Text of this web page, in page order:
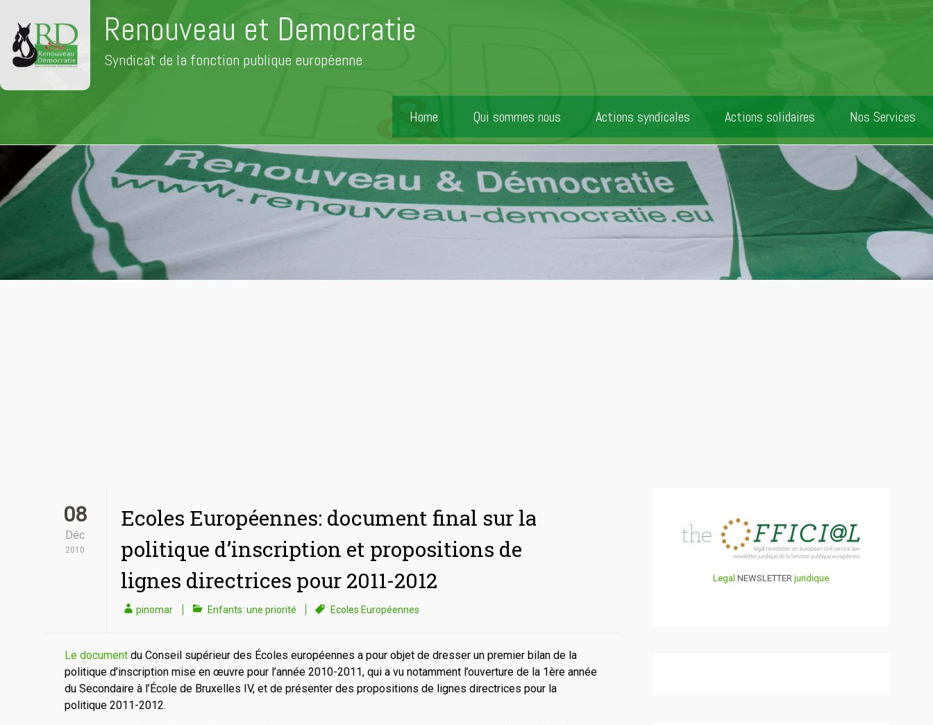
contenu
principal
Renouveau et Democratie
Syndicat de la fonction publique européenne
Home Qui sommes nous Actions syndicales Actions solidaires Nos Services
08
Déc
2010
Ecoles Européennes: document final sur la
politique d’inscription et propositions de
lignes directrices pour 2011-2012
pinomar Enfants: une priorité Ecoles Européennes
Le document du Conseil supérieur des Écoles européennes a pour objet de dresser un premier bilan de la
politique d’inscription mise en œuvre pour l’année 2010-2011, qui a vu notamment l’ouverture de la 1ère année
du Secondaire à l’École de Bruxelles IV, et de présenter des propositions de lignes directrices pour la
politique 2011-2012.
Legal NEWSLETTER juridique